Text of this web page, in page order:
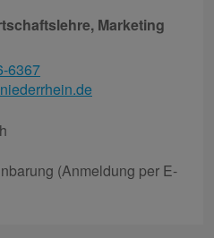
Marketing
6367
(Anmeldung per E-